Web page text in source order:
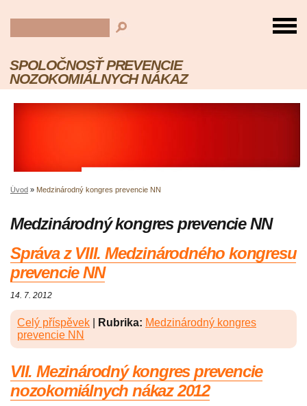
SPOLOČNOSŤ PREVENCIE
NOZOKOMIÁLNYCH NÁKAZ
Úvod » Medzinárodný kongres prevencie NN
Medzinárodný kongres prevencie NN
Správa z VIII. Medzinárodného kongresu
prevencie NN
14. 7. 2012
Celý příspěvek Rubrika: Medzinárodný kongres
prevencie NN
VII. Mezinárodný kongres prevencie
nozokomiálnych nákaz 2012